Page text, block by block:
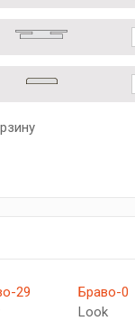
29
Браво-0
Look